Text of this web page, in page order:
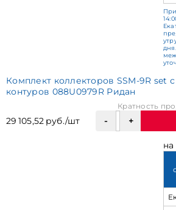
Комплект коллекторов SSM-9R set
контуров 088U0979R Ридан
29 105,52 руб./шт
Кратность